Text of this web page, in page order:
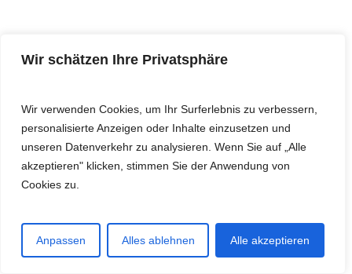
Wir schätzen Ihre Privatsphäre
Wir verwenden Cookies, um Ihr Surferlebnis zu verbessern,
personalisierte Anzeigen oder Inhalte einzusetzen und
unseren Datenverkehr zu analysieren. Wenn Sie auf „Alle
akzeptieren" klicken, stimmen Sie der Anwendung von
Cookies zu.
Anpassen Alles ablehnen Alle akzeptieren
Stars
Dieses einfache Level ist perfekt für
Anfänger. Große Sterne dienen als Ziele,
Bogenschießen üben und deine Fähigkeit